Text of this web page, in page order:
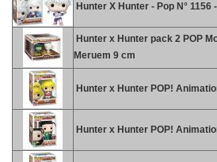
Hunter X Hunter - Pop N°
Hunter x Hunter pack 2 POP
Meruem 9 cm
Hunter x Hunter POP!
Hunter x Hunter POP!